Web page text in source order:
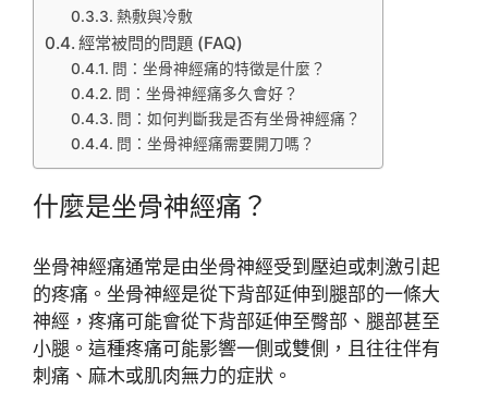
熱敷與冷敷
經常被問的問題 (FAQ)
問：坐骨神經痛的特徵是什麼？
問：坐骨神經痛多久會好？
問：如何判斷我是否有坐骨神經痛？
問：坐骨神經痛需要開刀嗎？
什麼是坐骨神經痛？
坐骨神經痛通常是由坐骨神經受到壓迫或刺激引起
的疼痛。坐骨神經是從下背部延伸到腿部的一條大
神經，疼痛可能會從下背部延伸至臀部、腿部甚至
小腿。這種疼痛可能影響一側或雙側，且往往伴有
刺痛、麻木或肌肉無力的症狀。